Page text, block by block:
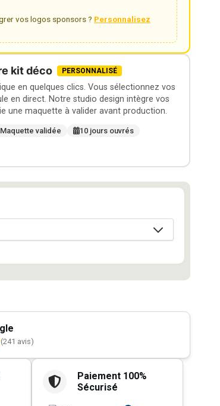
vos logos sponsors ? Personnalisez
kit déco PERSONNALISÉ
en quelques clics. Vous sélectionnez vos
en direct. Notre studio design intègre vos
une maquette à valider avant production.
Maquette validée
10 jours ouvrés
(241 avis)
Paiement 100%
Sécurisé